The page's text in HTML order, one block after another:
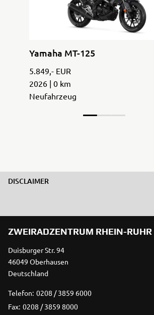
Yamaha MT-125
5.849,- EUR
2026 | 0 km
Neufahrzeug
DISCLAIMER
ZWEIRADZENTRUM RHEIN-
Duisburger Str. 94
46049 Oberhausen
Deutschland
Telefon: 0208 / 3859 6000
Fax: 0208 / 3859 8000